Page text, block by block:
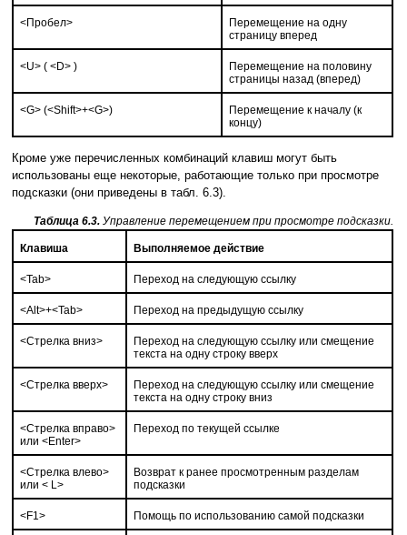
<Пробел>
Перемещение на одну
страницу вперед
<U> ( <D> )
Перемещение на половину
страницы назад (вперед)
<G> (<Shift>+<G>)
Перемещение к началу (к
концу)
Кроме уже перечисленных комбинаций клавиш могут быть
использованы еще некоторые, работающие только при просмотре
подсказки (они приведены в табл. 6.3).
Таблица 6.3. Управление перемещением при просмотре подсказки.
Клавиша Выполняемое действие
<Tab> Переход на следующую ссылку
<Alt>+<Tab> Переход на предыдущую ссылку
<Стрелка вниз>
Переход на следующую ссылку или смещение
текста на одну строку вверх
<Стрелка вверх>
Переход на следующую ссылку или смещение
текста на одну строку вниз
<Стрелка вправо>
или <Enter>
Переход по текущей ссылке
<Стрелка влево>
или < L>
Возврат к ранее просмотренным разделам
подсказки
<F1> Помощь по использованию самой подсказки